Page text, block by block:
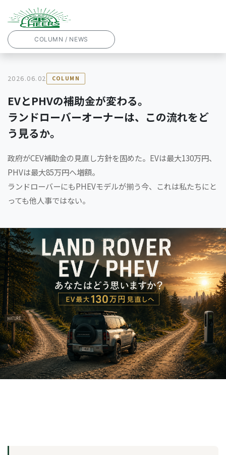
COLUMN / NEWS
2026.06.02 COLUMN
EVとPHVの補助金が変わる。
ランドローバーオーナーは、この流れをど
う見るか。
政府がCEV補助金の見直し方針を固めた。EVは最大130万円、
PHVは最大85万円へ増額。
ランドローバーにもPHEVモデルが揃う今、これは私たちにと
っても他人事ではない。